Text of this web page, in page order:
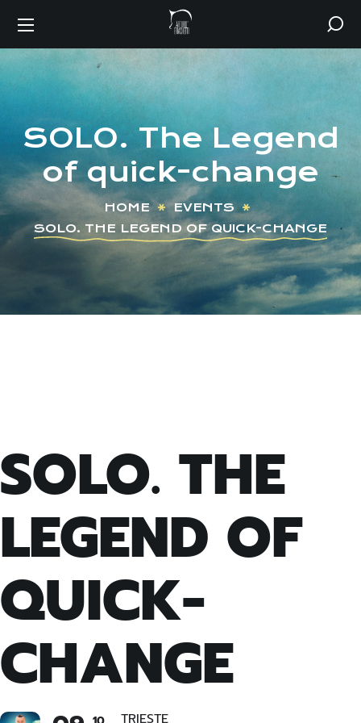
SOLO. The Legend
of quick-change
HOME
EVENTS
SOLO. THE LEGEND OF QUICK-CHANGE
SOLO. THE
LEGEND OF
QUICK-
CHANGE
TRIESTE